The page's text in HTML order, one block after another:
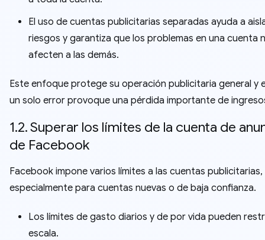
El uso de cuentas publicitarias separadas ayuda a
riesgos y garantiza que los problemas en una cuenta
afecten a las demás.
Este enfoque protege su operación publicitaria general y
un solo error provoque una pérdida importante de
1.2. Superar los límites de la cuenta de
de Facebook
Facebook impone varios límites a las cuentas publicitarias,
especialmente para cuentas nuevas o de baja confianza.
Los límites de gasto diarios y de por vida pueden
escala.